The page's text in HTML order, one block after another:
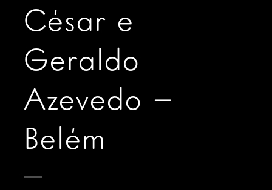
César e
Geraldo
Azevedo –
Belém